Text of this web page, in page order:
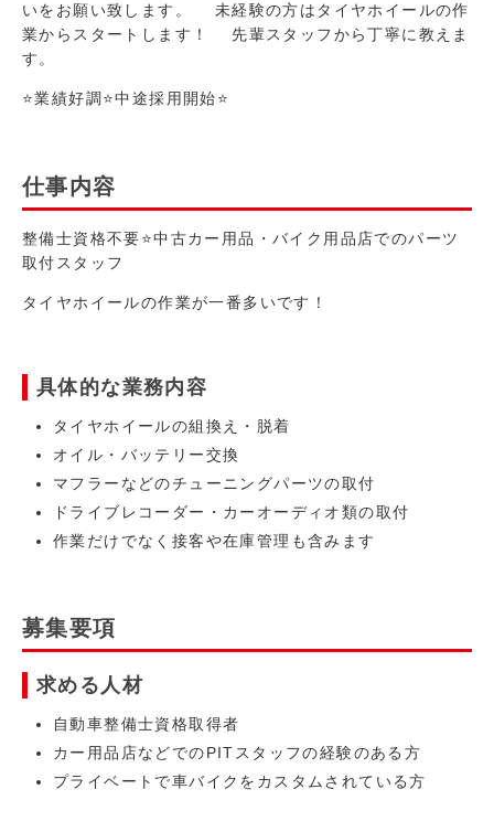
いをお願い致します。 未経験の方はタイヤホイールの作
業からスタートします！ 先輩スタッフから丁寧に教えま
す。
⭐業績好調⭐中途採用開始⭐
仕事内容
整備士資格不要⭐中古カー用品・バイク用品店でのパーツ
取付スタッフ
タイヤホイールの作業が一番多いです！
具体的な業務内容
タイヤホイールの組換え・脱着
オイル・バッテリー交換
マフラーなどのチューニングパーツの取付
ドライブレコーダー・カーオーディオ類の取付
作業だけでなく接客や在庫管理も含みます
募集要項
求める人材
自動車整備士資格取得者
カー用品店などでのPITスタッフの経験のある方
プライベートで車バイクをカスタムされている方